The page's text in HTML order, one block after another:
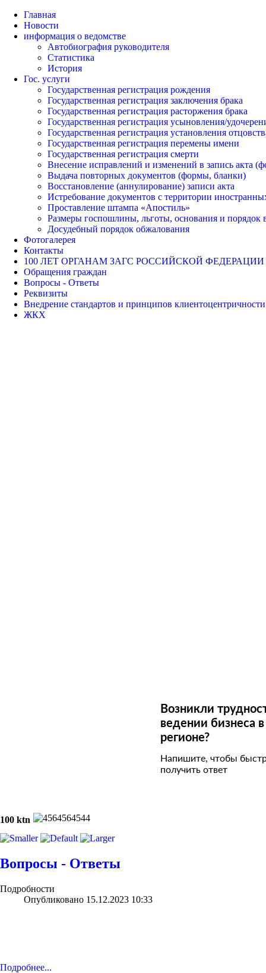
Главная
Новости
информация о ведомстве
Автобиография руководителя
Статистика
История
Гос. услуги
Государственная регистрация рождения
Государственная регистрация заключения брака
Государственная регистрация расторжения брака
Государственная регистрация усыновления/
Государственная регистрация установления
Государственная регистрация перемены имени
Государственная регистрация смерти
Внесение исправлений и изменений в запись акта
Выдача повторных документов (формы, бланки)
Восстановление (аннулирование) записи акта
Истребование документов с территории
Проставление штампа «Апостиль»
Размеры госпошлины, льготы, основания и порядок
Досудебный порядок обжалования
Фотогалерея
Контакты
100 ЛЕТ ОРГАНАМ ЗАГС РОССИЙСКОЙ ФЕДЕРАЦИИ
Обращения граждан
Вопросы - Ответы
Реквизиты
Внедрение стандартов и принципов
ЖКХ
Возникли
ведении бизнеса в
регионе?
Напишите, чтобы
получить ответ
100 ktn
Вопросы - Ответы
Подробности
Опубликовано 15.12.2023 10:33
Подробнее...